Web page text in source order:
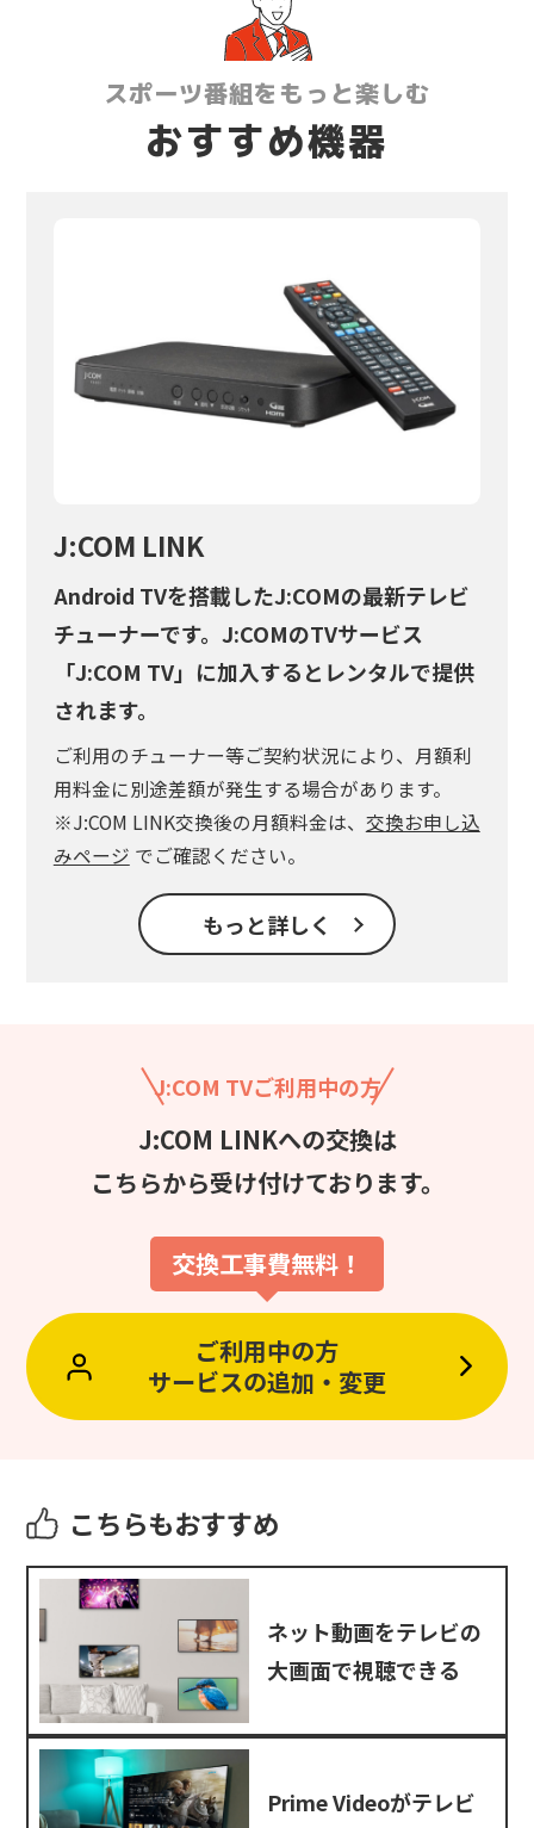
スポーツ番組をもっと楽しむ
おすすめ機器
J:COM LINK
Android TVを搭載したJ:COMの最新テレビ
チューナーです。J:COMのTVサービス
「J:COM TV」に加入するとレンタルで提供
されます。
ご利用のチューナー等ご契約状況により、月額利
用料金に別途差額が発生する場合があります。
※J:COM LINK交換後の月額料金は、 交換お申し込
みページ でご確認ください。
もっと詳しく
J:COM TVご利用中の方
J:COM LINKへの交換は
こちらから受け付けております。
交換工事費無料！
ご利用中の方
サービスの追加・変更
こちらもおすすめ
ネット動画をテレビの
大画面で視聴できる
Prime Videoがテレビ